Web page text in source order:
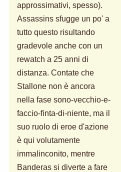
approssimativi, spesso).
Assassins sfugge un po' a
tutto questo risultando
gradevole anche con un
rewatch a 25 anni di
distanza. Contate che
Stallone non è ancora
nella fase sono-vecchio-e-
faccio-finta-di-niente, ma il
suo ruolo di eroe d'azione
è qui volutamente
immalinconito, mentre
Banderas si diverte a fare